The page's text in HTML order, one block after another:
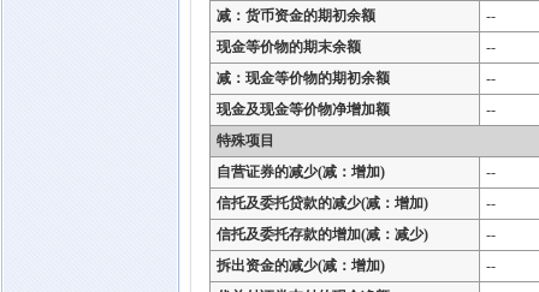
减：货币资金的期初余额
--
现金等价物的期末余额
--
减：现金等价物的期初余额
--
现金及现金等价物净增加额
--
特殊项目
自营证券的减少(减：增加)
--
信托及委托贷款的减少(减：增加)
--
信托及委托存款的增加(减：减少)
--
拆出资金的减少(减：增加)
--